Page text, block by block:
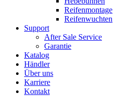
Reifenmontage
Reifenwuchten
Support
After Sale Service
Garantie
Katalog
Händler
Über uns
Karriere
Kontakt